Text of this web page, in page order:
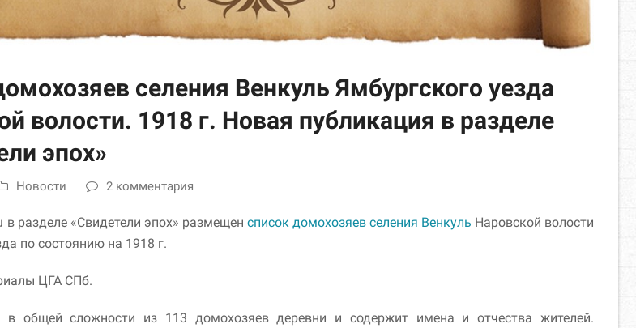
селения Венкуль Ямбургского уезда
волости. 1918 г. Новая публикация в разделе
эпох»
Новости 2 комментария
в разделе «Свидетели эпох» размещен список домохозяев селения Венкуль Наровской волости
по состоянию на 1918 г.
ЦГА СПб.
в общей сложности из 113 домохозяев деревни и содержит имена и отчества жителей.
аналитика
Для того чтобы
улучшить
сайта, исходя из
используется.
опыт
максимально
эффективной работы
нашего сайта во
файлов cookie